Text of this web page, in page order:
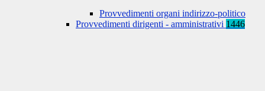
Provvedimenti organi indirizzo-politico
Provvedimenti dirigenti - amministrativi 1446